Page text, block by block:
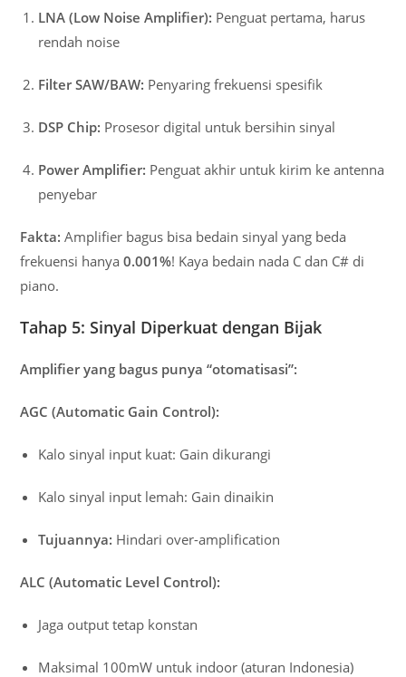
LNA (Low Noise Amplifier): Penguat pertama, harus
rendah noise
Filter SAW/BAW: Penyaring frekuensi spesifik
DSP Chip: Prosesor digital untuk bersihin sinyal
Power Amplifier: Penguat akhir untuk kirim ke antenna
penyebar
Fakta: Amplifier bagus bisa bedain sinyal yang beda
frekuensi hanya0.001%! Kaya bedain nada C dan C# di
piano.
Tahap 5: Sinyal Diperkuat dengan Bijak
Amplifier yang bagus punya “otomatisasi”:
AGC (Automatic Gain Control):
Kalo sinyal input kuat: Gain dikurangi
Kalo sinyal input lemah: Gain dinaikin
Tujuannya: Hindari over-amplification
ALC (Automatic Level Control):
Jaga output tetap konstan
Maksimal 100mW untuk indoor (aturan Indonesia)